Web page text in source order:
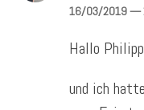
16/03/2019—
Hallo
und ich